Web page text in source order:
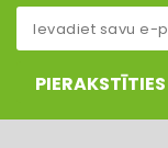
PIERAKSTĪTIES